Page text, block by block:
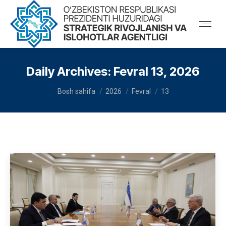
Daily Archives: Fevral 13, 2026
You are here:
Bosh sahifa 2026 Fevral 13